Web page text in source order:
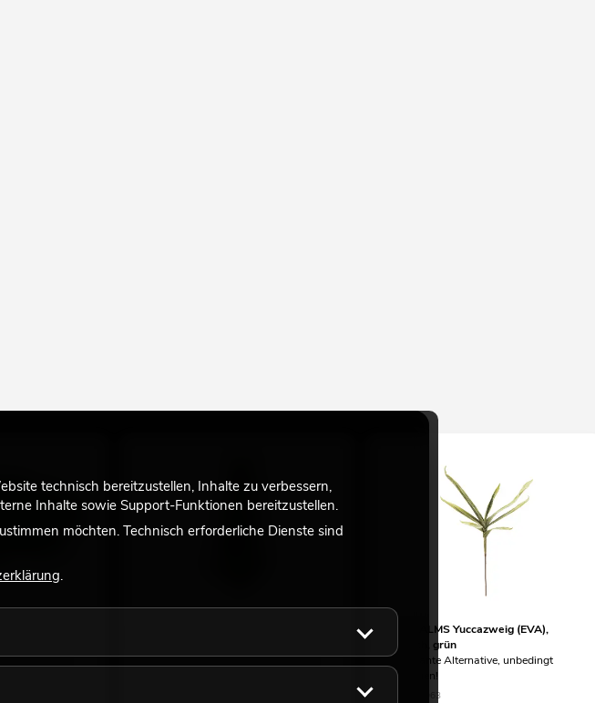
Längen,
Artikel in diversen Varianten, Längen,
EUROPALMS Yuccazweig (EVA),
künstlich, grün
interessante Alternative, unbedingt
anschauen!
No. 82531063
technisch bereitzustellen, Inhalte zu verbessern,
Inhalte sowie Support-Funktionen bereitzustellen.
möchten. Technisch erforderliche Dienste sind
.